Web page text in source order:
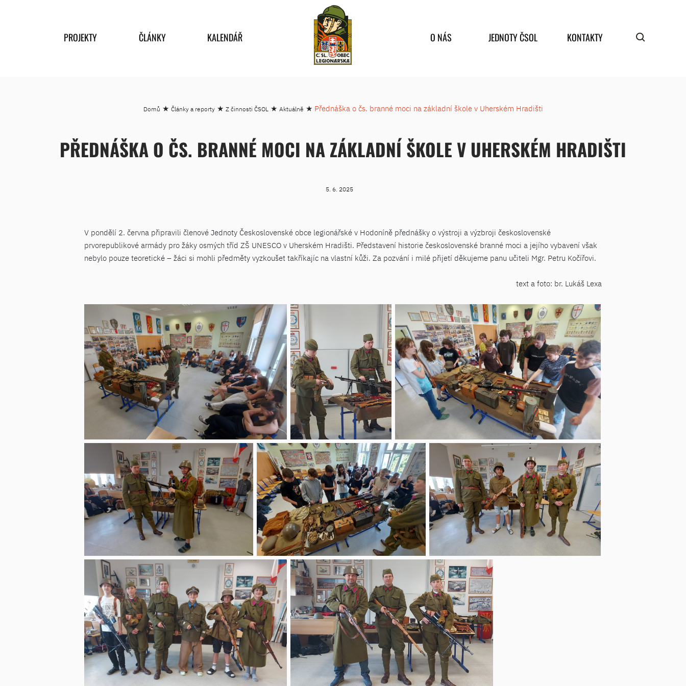
PROJEKTY ČLÁNKY KALENDÁŘ O NÁS JEDNOTY ČSOL KONTAKTY
Domů ★ Články a reporty★ Z činnosti ČSOL★ Aktuálně ★ Přednáška o čs. branné moci na základní škole v Uherském Hradišti
PŘEDNÁŠKA O ČS. BRANNÉ MOCI NA ZÁKLADNÍ ŠKOLE V UHERSKÉM HRADIŠTI
5. 6. 2025
V pondělí 2. června připravili členové Jednoty Československé obce legionářské v Hodoníně přednášky o výstroji a výzbroji československé
prvorepublikové armády pro žáky osmých tříd ZŠ UNESCO v Uherském Hradišti. Představení historie československé branné moci a jejího vybavení však
nebylo pouze teoretické – žáci si mohli předměty vyzkoušet takříkajíc na vlastní kůži. Za pozvání i milé přijetí děkujeme panu učiteli Mgr. Petru Kočířovi.
text a foto: br. Lukáš Lexa